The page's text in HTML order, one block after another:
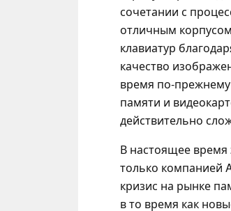
сочетании с
отличным
клавиатур
качество
время по-прежнему
памяти и
действительно
В настоящее время
только компанией
кризис на рынке
в то время как